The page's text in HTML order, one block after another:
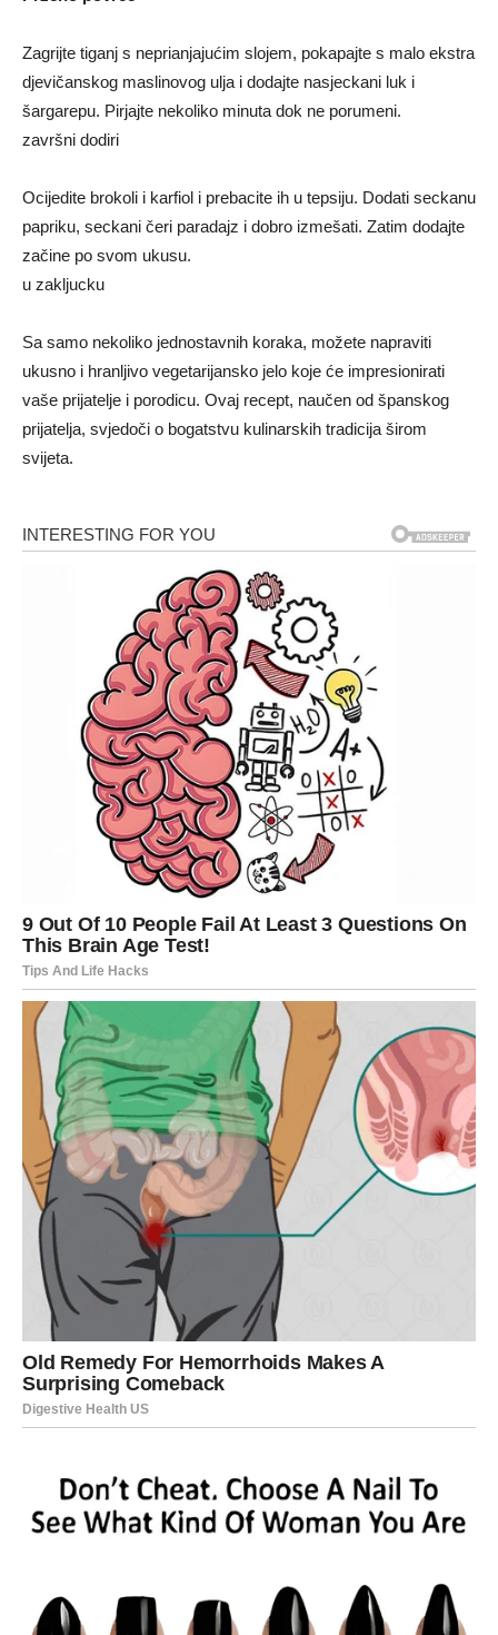
Zagrijte tiganj s neprianjajućim slojem, pokapajte s malo ekstra
djevičanskog maslinovog ulja i dodajte nasjeckani luk i
šargarepu. Pirjajte nekoliko minuta dok ne porumeni.
završni dodiri
Ocijedite brokoli i karfiol i prebacite ih u tepsiju. Dodati seckanu
papriku, seckani čeri paradajz i dobro izmešati. Zatim dodajte
začine po svom ukusu.
u zakljucku
Sa samo nekoliko jednostavnih koraka, možete napraviti
ukusno i hranljivo vegetarijansko jelo koje će impresionirati
vaše prijatelje i porodicu. Ovaj recept, naučen od španskog
prijatelja, svjedoči o bogatstvu kulinarskih tradicija širom
svijeta.